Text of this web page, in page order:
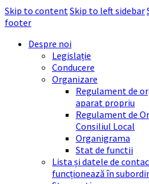
Skip to contentSkip to left sidebar
footer
Despre noi
Legislație
Conducere
Organizare
Regulament de
aparat propriu
Regulament de
Consiliul Local
Organigrama
Stat de functii
Lista și datele de
funcționează în